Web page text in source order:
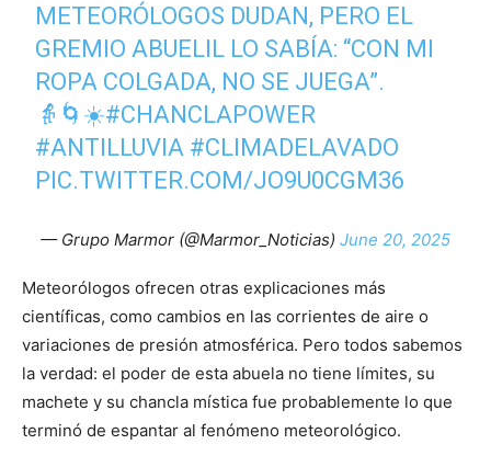
METEORÓLOGOS DUDAN, PERO EL
GREMIO ABUELIL LO SABÍA: “CON MI
ROPA COLGADA, NO SE JUEGA”.
👵🌀☀️#CHANCLAPOWER
#ANTILLUVIA #CLIMADELAVADO
PIC.TWITTER.COM/JO9U0CGM36
— Grupo Marmor (@Marmor_Noticias) June 20, 2025
Meteorólogos ofrecen otras explicaciones más
científicas, como cambios en las corrientes de aire o
variaciones de presión atmosférica. Pero todos sabemos
la verdad: el poder de esta abuela no tiene límites, su
machete y su chancla mística fue probablemente lo que
terminó de espantar al fenómeno meteorológico.